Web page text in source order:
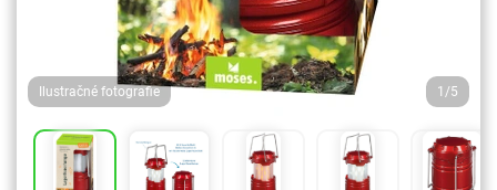
Ilustračné fotografie 1/5